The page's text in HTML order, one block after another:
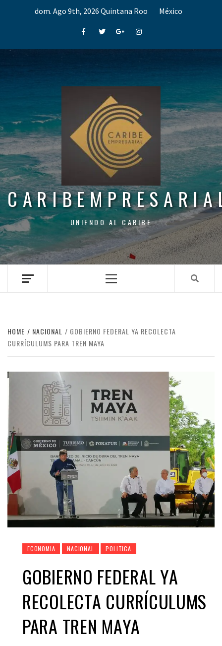
dom. Ago 9th, 2026 Quintana Roo México
FacebookTwitterGoogle+Instagram
UNIENDO AL CARIBE
Menu
HOME NACIONAL
GOBIERNO FEDERAL YA RECOLECTA
CURRÍCULUMS PARA TREN MAYA
ECONOMIA NACIONAL POLITICA
GOBIERNO FEDERAL YA
RECOLECTA CURRÍCULUMS
PARA TREN MAYA